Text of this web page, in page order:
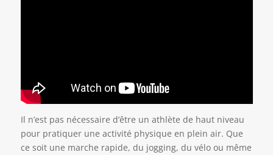
Il n’est pas nécessaire d’être un athlète de haut niveau
pour pratiquer une activité physique en plein air. Que
ce soit une marche rapide, du jogging, du vélo ou même